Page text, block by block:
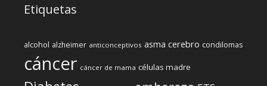
Etiquetas
alcohol alzheimer anticonceptivos asma cerebro condilomas
cáncer cáncer de mama células madre